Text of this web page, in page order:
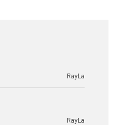
RayLa
RayLa